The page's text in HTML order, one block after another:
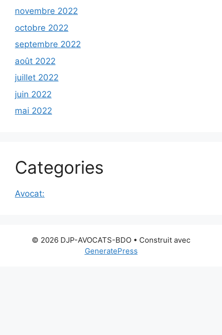
novembre 2022
octobre 2022
septembre 2022
août 2022
juillet 2022
juin 2022
mai 2022
Categories
Avocat:
© 2026 DJP-AVOCATS-BDO • Construit avec
GeneratePress